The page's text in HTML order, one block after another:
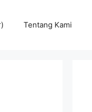
Tentang Kami